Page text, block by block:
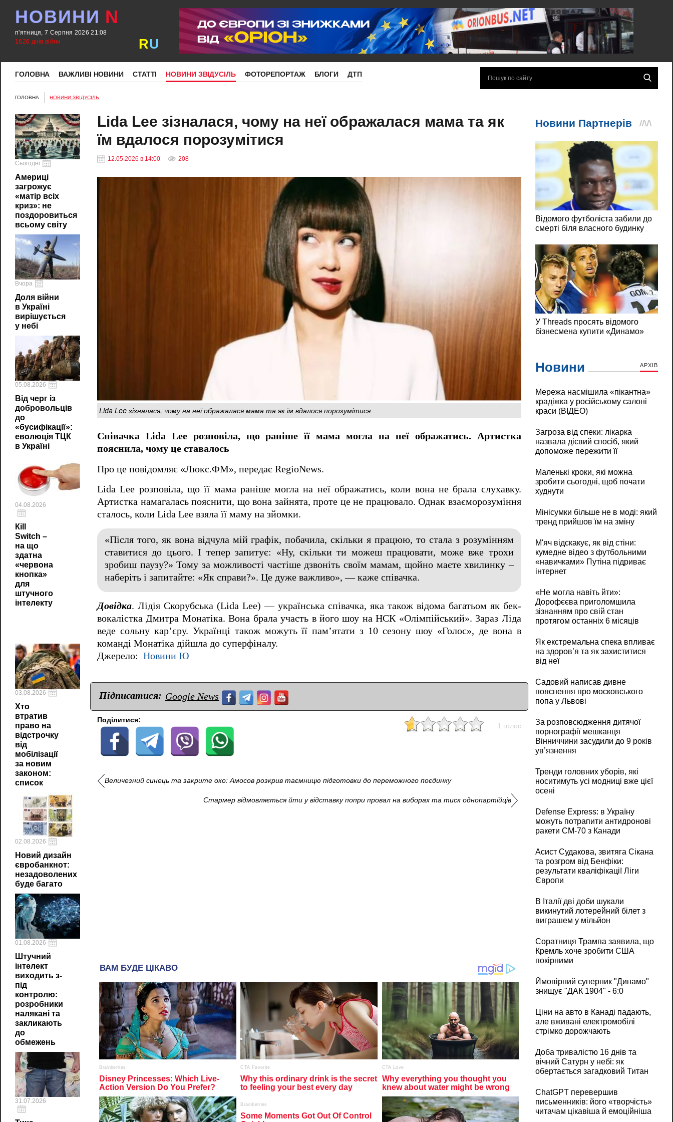
НОВИНИ N
п'ятниця, 7 Серпня 2026 21:08
1626 днів війни
RU
ГОЛОВНА ВАЖЛИВІ НОВИНИ СТАТТІ НОВИНИ ЗВІДУСІЛЬ ФОТОРЕПОРТАЖ БЛОГИ ДТП
ГОЛОВНА НОВИНИ ЗВІДУСІЛЬ
Сьогодні
Америці
загрожує
«матір всіх
криз»: не
поздоровиться
всьому світу
Вчора
Доля війни
в Україні
вирішується
у небі
05.08.2026
Від черг із
добровольців
до
«бусифікації»:
еволюція ТЦК
в Україні
04.08.2026
Кill
Switch –
на що
здатна
«червона
кнопка»
для
штучного
інтелекту
03.08.2026
Хто
втратив
право на
відстрочку
від
мобілізації
за новим
законом:
список
02.08.2026
Новий дизайн
євробанкнот:
незадоволених
буде багато
01.08.2026
Штучний
інтелект
виходить з-
під
контролю:
розробники
налякані та
закликають
до
обмежень
31.07.2026
Lida Lee зізналася, чому на неї ображалася мама та як
їм вдалося порозумітися
12.05.2026 в 14:00 208
Lida Lee зізналася, чому на неї ображалася мама та як їм вдалося порозумітися
Співачка Lida Lee розповіла, що раніше її мама могла на неї ображатись. Артистка
пояснила, чому це ставалось
Про це повідомляє «Люкс.ФМ», передає RegioNews.
Lida Lee розповіла, що її мама раніше могла на неї ображатись, коли вона не брала слухавку.
Артистка намагалась пояснити, що вона зайнята, проте це не працювало. Однак взаєморозуміння
сталось, коли Lida Lee взяла її маму на зйомки.
«Після того, як вона відчула мій графік, побачила, скільки я працюю, то стала з розумінням
ставитися до цього. І тепер запитує: «Ну, скільки ти можеш працювати, може вже трохи
зробиш паузу?» Тому за можливості частіше дзвоніть своїм мамам, щойно маєте хвилинку –
наберіть і запитайте: «Як справи?». Це дуже важливо», — каже співачка.
Довідка. Лідія Скорубська (Lida Lee) — українська співачка, яка також відома багатьом як бек-
вокалістка Дмитра Монатіка. Вона брала участь в його шоу на НСК «Олімпійський». Зараз Ліда
веде сольну кар’єру. Українці також можуть її пам’ятати з 10 сезону шоу «Голос», де вона в
команді Монатіка дійшла до суперфіналу.
Джерело: Новини Ю
Підписатися: Google News
Поділитися:
1 голос
Величезний синець та закрите око: Амосов розкрив таємницю підготовки до переможного поєдинку
Стармер відмовляється йти у відставку попри провал на виборах та тиск однопартійців
Новини АРХІВ
Мережа насмішила «пікантна»
крадіжка у російському салоні
краси (ВІДЕО)
Загроза від спеки: лікарка
назвала дієвий спосіб, який
допоможе пережити її
Маленькі кроки, які можна
зробити сьогодні, щоб почати
худнути
Мінісумки більше не в моді: який
тренд прийшов їм на зміну
М'яч відскакує, як від стіни:
кумедне відео з футбольними
«навичками» Путіна підриває
інтернет
«Не могла навіть йти»:
Дорофєєва приголомшила
зізнанням про свій стан
протягом останніх 6 місяців
Як екстремальна спека впливає
на здоров’я та як захиститися
від неї
Садовий написав дивне
пояснення про московського
попа у Львові
За розповсюдження дитячої
порнографії мешканця
Вінниччини засудили до 9 років
ув’язнення
Тренди головних уборів, які
носитимуть усі модниці вже цієї
осені
Defense Express: в Україну
можуть потрапити антидронові
ракети CM-70 з Канади
Асист Судакова, звитяга Сікана
та розгром від Бенфіки:
результати кваліфікації Ліги
Європи
В Італії дві доби шукали
викинутий лотерейний білет з
виграшем у мільйон
Соратниця Трампа заявила, що
Кремль хоче зробити США
покірними
Ймовірний суперник "Динамо"
знищує "ДАК 1904" - 6:0
Ціни на авто в Канаді падають,
але вживані електромобілі
стрімко дорожчають
Доба тривалістю 16 днів та
вічний Сатурн у небі: як
обертається загадковий Титан
ChatGPT перевершив
письменників: його «творчість»
читачам цікавіша й емоційніша